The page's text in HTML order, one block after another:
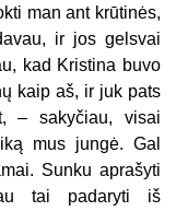
man ant krūtinės,
ir jos gelsvai
kad Kristina buvo
kaip aš, ir juk pats
– sakyčiau, visai
mus jungė. Gal
Sunku aprašyti
tai padaryti iš